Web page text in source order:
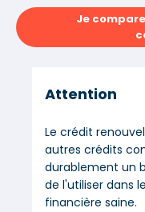
Je
Attention
Le crédit
autres crédits
durablement un
de l'utiliser dans
financière saine.